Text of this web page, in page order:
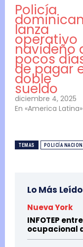
Policía
lanza
operativo
navideño
pocos
de pagar
doble
sueldo
diciembre 4, 2025
En «America Latina»
TEMAS POLICÍA
Lo Más
Nueva York
INFOTEP
ocupacional